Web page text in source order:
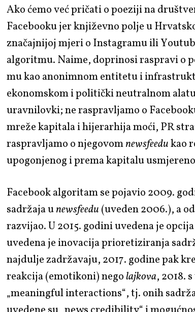
Ako ćemo već pričati o poeziji na
Facebooku jer književno polje u
značajnijoj mjeri o Instagramu ili
algoritmu. Naime, doprinosi raspravi o
mu kao anonimnom entitetu i
ekonomskom i politički neutralnom
uravnilovki; ne raspravljamo o
mreže kapitala i hijerarhija moći, PR
raspravljamo o njegovomnewsfeedukao
upogonjenog i prema kapitalu
Facebook algoritam se pojavio 2009.
sadržaja unewsfeedu (uveden 2006.), a
razvijao. U 2015. godini uvedena je
uvedena je inovacija prioretiziranja
najdulje zadržavaju, 2017. godine pak
reakcija (emotikoni) negolajkova, 2018.
„meaningful interactions“, tj. onih